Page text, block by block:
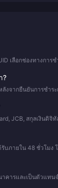
เลือกช่องทางกา
?
จากยืนยันการชำร
JCB, สกุลเงินดิ
บภายใน 48 ชั่วโมง
คารและเป็นตัวแท